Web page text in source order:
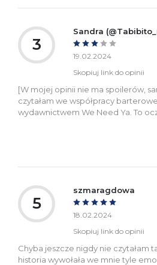
3
Sandra
19.02.2024
Skopiuj link do opinii
[W mojej opinii nie ma spoilerów,
czytałam we współpracy
wydawnictwem We Need Ya. To
5
szmaragdowa
18.02.2024
Skopiuj link do opinii
Chyba jeszcze nigdy nie czytałam
historia wywołała we mnie tyle